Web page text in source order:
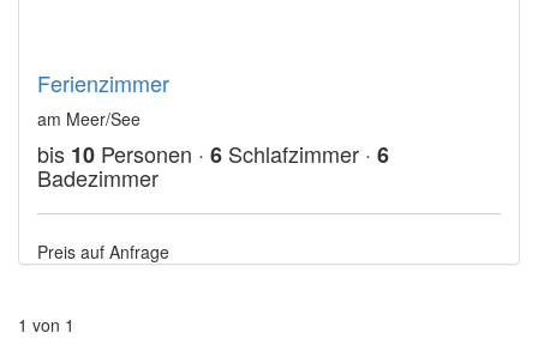
Ferienzimmer
am Meer/See
bis 10 Personen · 6 Schlafzimmer · 6
Badezimmer
Preis auf Anfrage
1 von 1